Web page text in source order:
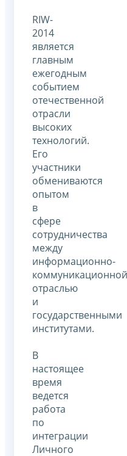
RIW-
2014
является
главным
ежегодным
событием
отечественной
отрасли
высоких
технологий.
Его
участники
обмениваются
опытом
в
сфере
сотрудничества
между
информационно-
коммуникационной
отраслью
и
государственными
институтами.
В
настоящее
время
ведется
работа
по
интеграции
Личного